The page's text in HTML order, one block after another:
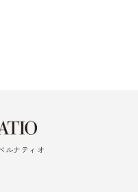
ルナティオ